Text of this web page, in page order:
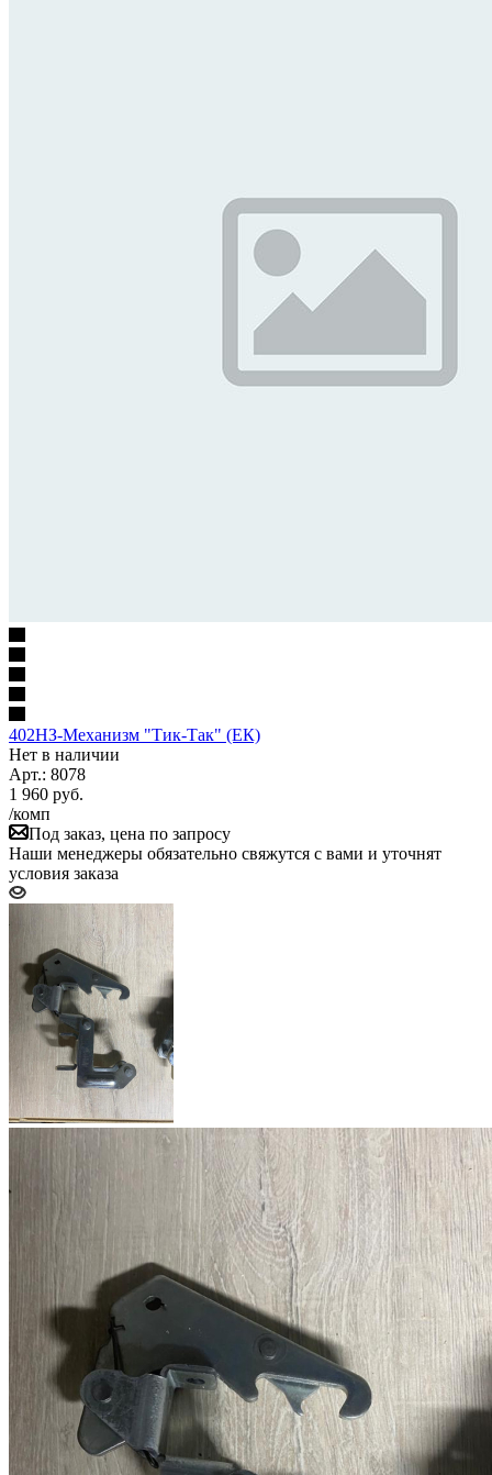
402НЗ-Механизм "Тик-Так" (ЕК)
Нет в наличии
Арт.: 8078
1 960 руб.
/комп
Под заказ, цена по запросу
Наши менеджеры обязательно свяжутся с вами и уточнят
условия заказа